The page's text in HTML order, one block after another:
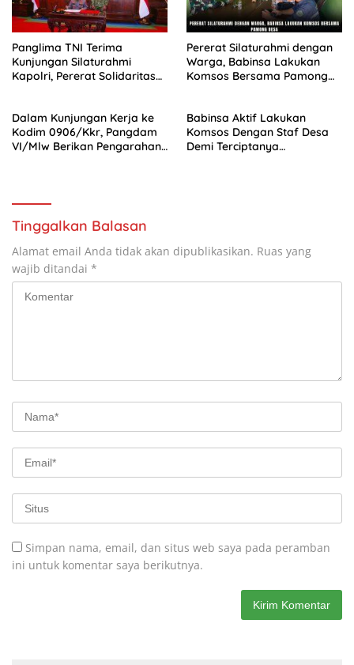
Panglima TNI Terima
Kunjungan Silaturahmi
Kapolri, Pererat Solidaritas
Pererat Silaturahmi dengan
Warga, Babinsa Lakukan
Komsos Bersama Pamong
Dalam Kunjungan Kerja ke
Kodim 0906/Kkr, Pangdam
VI/Mlw Berikan Pengarahan
Babinsa Aktif Lakukan
Komsos Dengan Staf Desa
Demi Terciptanya
Tinggalkan Balasan
Alamat email Anda tidak akan dipublikasikan. Ruas yang
wajib ditandai *
Simpan nama, email, dan situs web saya pada peramban
ini untuk komentar saya berikutnya.